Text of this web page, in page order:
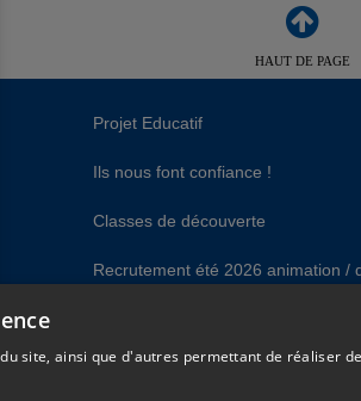
HAUT DE PAGE
Projet Educatif
Ils nous font confiance !
Classes de découverte
Recrutement été 2026 animation /
Légales Plan
site, ainsi que d'autres permettant de réaliser